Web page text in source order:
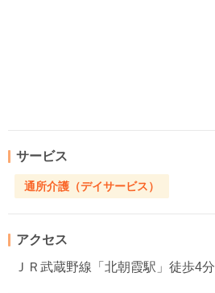
サービス
通所介護（デイサービス）
アクセス
ＪＲ武蔵野線「北朝霞駅」徒歩4分